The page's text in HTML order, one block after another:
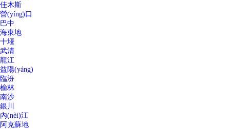
佳木斯
營(yíng)口
巴中
海東地
十堰
武清
龍江
益陽(yáng)
臨汾
榆林
南沙
銀川
內(nèi)江
阿克蘇地